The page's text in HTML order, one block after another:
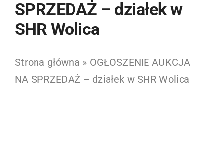
SPRZEDAŻ – działek w
SHR Wolica
Strona główna » OGŁOSZENIE AUKCJA
NA SPRZEDAŻ – działek w SHR Wolica